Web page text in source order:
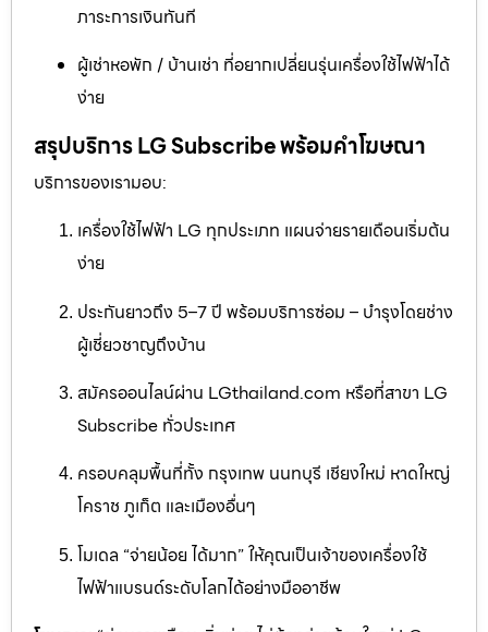
ภาระการเงินทันที
ผู้เช่าหอพัก / บ้านเช่า ที่อยากเปลี่ยนรุ่นเครื่องใช้ไฟฟ้าได้
ง่าย
สรุปบริการ LG Subscribe พร้อมคำโฆษณา
บริการของเรามอบ:
เครื่องใช้ไฟฟ้า LG ทุกประเภท แผนจ่ายรายเดือนเริ่มต้น
ง่าย
ประกันยาวถึง 5–7 ปี พร้อมบริการซ่อม – บำรุงโดยช่าง
ผู้เชี่ยวชาญถึงบ้าน
สมัครออนไลน์ผ่าน LGthailand.com หรือที่สาขา LG
Subscribe ทั่วประเทศ
ครอบคลุมพื้นที่ทั้ง กรุงเทพ นนทบุรี เชียงใหม่ หาดใหญ่
โคราช ภูเก็ต และเมืองอื่นๆ
โมเดล “จ่ายน้อย ได้มาก” ให้คุณเป็นเจ้าของเครื่องใช้
ไฟฟ้าแบรนด์ระดับโลกได้อย่างมืออาชีพ